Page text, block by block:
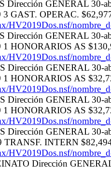
GENERAL 30-
3 GAST. OPERAC.
HV2019Dos.nsf/
GENERAL 30-
1 HONORARIOS AS
HV2019Dos.nsf/
GENERAL 30-
1 HONORARIOS AS
HV2019Dos.nsf/
GENERAL 30-
1 HONORARIOS AS
HV2019Dos.nsf/
GENERAL 30-
TRANSF. INTERN
HV2019Dos.nsf/
Dirección